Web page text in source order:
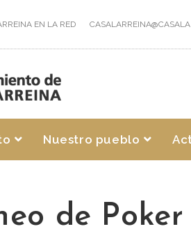
EN LA RED
Nuestro pueblo
de